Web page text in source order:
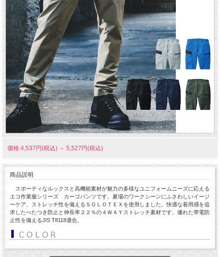
価格:4,537円(税込) ～ 5,527円(税込)
商品説明
スポーティなルックスと高機能素材が魅力の多様なユニフォームニーズに応える
エコ作業服シリーズ カーゴパンツです。夏場のワークシーンにふさわしいイージ
ーケア、ストレッチ性を備えるＳＯＬＯＴＥＸを使用しました。快適な着用感を追
求したべたつき防止と伸長率２２％の４ＷＡＹストレッチ素材です。優れた帯電防
止性を備えるJIS T8118適合。